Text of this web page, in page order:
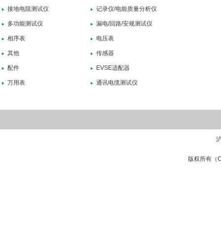
接地电阻测试仪 记录仪/电能质量分析仪
多功能测试仪 漏电/回路/安规测试仪
相序表 电压表
其他 传感器
配件 EVSE适配器
万用表 通讯电缆测试仪
版权所有（